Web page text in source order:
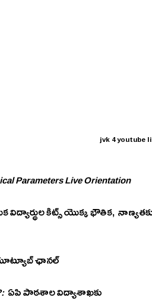
jvk 4 youtube
Parameters Live Orientation
విద్యార్థుల కిట్స్ యొక్క భౌతిక,
ఛానల్
  ఏపి పాఠశాల విద్యాశాఖకు